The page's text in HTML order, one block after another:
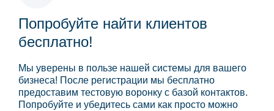
Попробуйте найти клиентов
бесплатно!
Мы уверены в пользе нашей системы для вашего
бизнеса! После регистрации мы бесплатно
предоставим тестовую воронку с базой контактов.
Попробуйте и убедитесь сами как просто можно